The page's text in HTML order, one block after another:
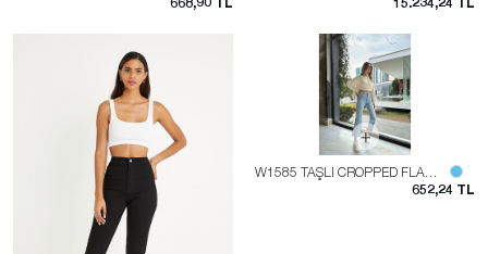
668,90 TL 15.234,24 TL
W1585 TAŞLI CROPPED FLARE JEAN
652,24 TL